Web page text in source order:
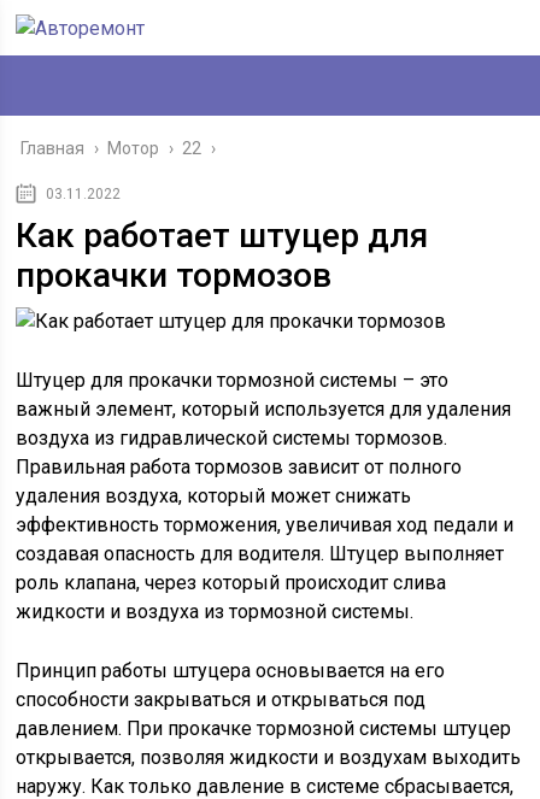
Главная › Мотор › 22 ›
03.11.2022
Как работает штуцер для
прокачки тормозов
Штуцер для прокачки тормозной системы – это
важный элемент, который используется для удаления
воздуха из гидравлической системы тормозов.
Правильная работа тормозов зависит от полного
удаления воздуха, который может снижать
эффективность торможения, увеличивая ход педали и
создавая опасность для водителя. Штуцер выполняет
роль клапана, через который происходит слива
жидкости и воздуха из тормозной системы.
Принцип работы штуцера основывается на его
способности закрываться и открываться под
давлением. При прокачке тормозной системы штуцер
открывается, позволяя жидкости и воздухам выходить
наружу. Как только давление в системе сбрасывается,